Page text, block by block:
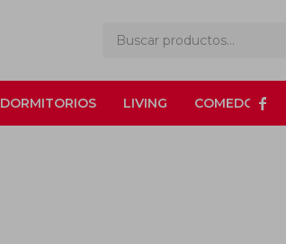
DORMITORIOS LIVING COMEDOR